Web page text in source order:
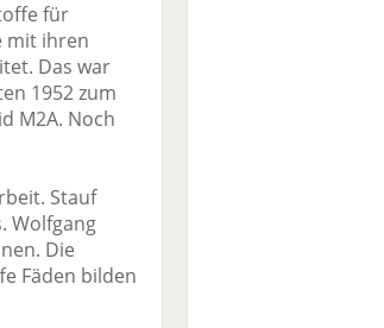
für
mit ihren
Das war
1952 zum
M2A. Noch
Stauf
Wolfgang
Die
Fäden bilden